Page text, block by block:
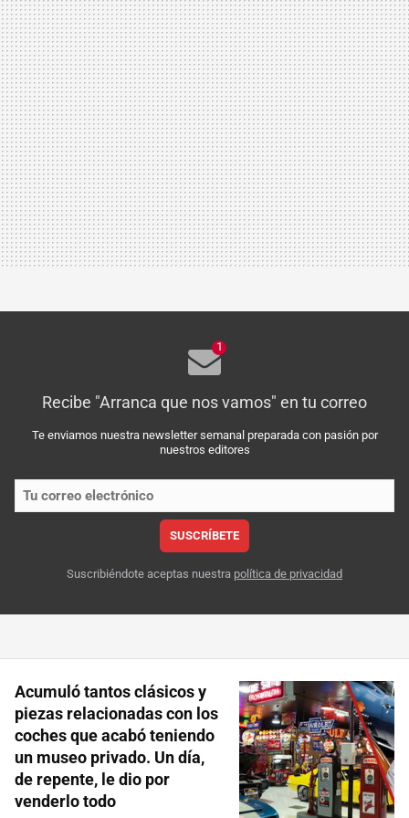
1
Recibe "Arranca que nos vamos" en tu correo
Te enviamos nuestra newsletter semanal preparada con pasión por
nuestros editores
SUSCRÍBETE
Suscribiéndote aceptas nuestra política de privacidad
Acumuló tantos clásicos y
piezas relacionadas con los
coches que acabó teniendo
un museo privado. Un día,
de repente, le dio por
venderlo todo